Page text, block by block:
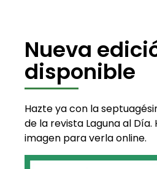
Nueva
disponible
Hazte ya con la
de la revista Laguna al Día.
imagen para verla online.